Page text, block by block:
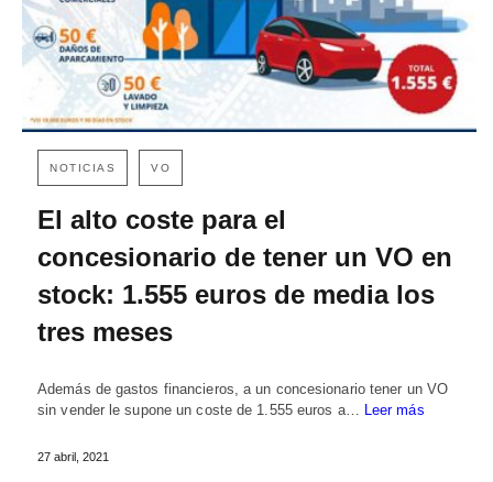
NOTICIAS VO
El alto coste para el
concesionario de tener un VO en
stock: 1.555 euros de media los
tres meses
Además de gastos financieros, a un concesionario tener un VO
sin vender le supone un coste de 1.555 euros a… Leer más
27 abril, 2021